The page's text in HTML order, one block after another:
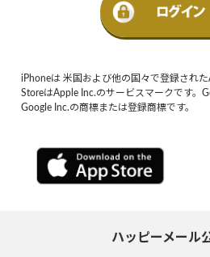
iPhoneは 米国および他の国々で登録され
StoreはApple Inc.のサービスマークです。
Google Inc.の商標または登録商標です。
ハッピーメール